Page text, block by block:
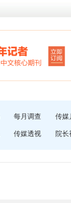
每月调查 传媒
传媒透视 院长